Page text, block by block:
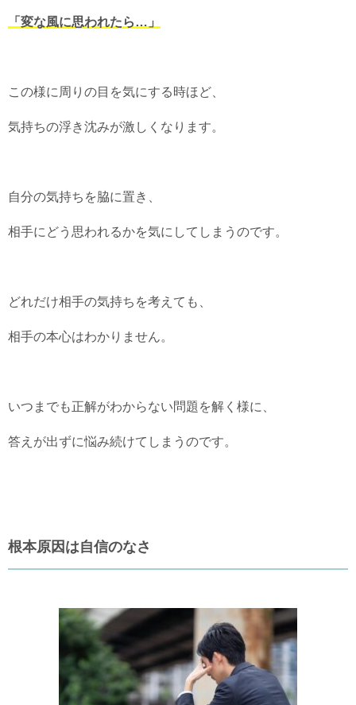
「変な風に思われたら…」
この様に周りの目を気にする時ほど、
気持ちの浮き沈みが激しくなります。
自分の気持ちを脇に置き、
相手にどう思われるかを気にしてしまうのです。
どれだけ相手の気持ちを考えても、
相手の本心はわかりません。
いつまでも正解がわからない問題を解く様に、
答えが出ずに悩み続けてしまうのです。
根本原因は自信のなさ